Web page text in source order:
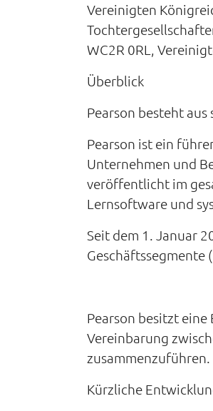
Vereinigten
WC2R 0RL,
Überblick
Pearson besteht
Pearson ist ein
Unternehmen und
veröffentlicht im
Lernsoftware und
Seit dem 1. Januar
Geschäftssegmente
Pearson besitzt
Vereinbarung
Kürzliche